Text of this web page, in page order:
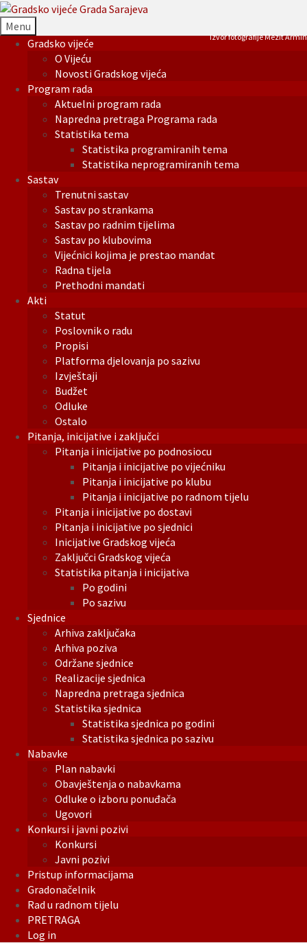
Menu
Gradsko vijeće
O Vijeću
Novosti Gradskog vijeća
Program rada
Aktuelni program rada
Napredna pretraga Programa rada
Statistika tema
Statistika programiranih tema
Statistika neprogramiranih tema
Sastav
Trenutni sastav
Sastav po strankama
Sastav po radnim tijelima
Sastav po klubovima
Vijećnici kojima je prestao mandat
Radna tijela
Prethodni mandati
Akti
Statut
Poslovnik o radu
Propisi
Platforma djelovanja po sazivu
Izvještaji
Budžet
Odluke
Ostalo
Pitanja, inicijative i zaključci
Pitanja i inicijative po podnosiocu
Pitanja i inicijative po vijećniku
Pitanja i inicijative po klubu
Pitanja i inicijative po radnom tijelu
Pitanja i inicijative po dostavi
Pitanja i inicijative po sjednici
Inicijative Gradskog vijeća
Zaključci Gradskog vijeća
Statistika pitanja i inicijativa
Po godini
Po sazivu
Sjednice
Arhiva zaključaka
Arhiva poziva
Održane sjednice
Realizacije sjednica
Napredna pretraga sjednica
Statistika sjednica
Statistika sjednica po godini
Statistika sjednica po sazivu
Nabavke
Plan nabavki
Obavještenja o nabavkama
Odluke o izboru ponuđača
Ugovori
Konkursi i javni pozivi
Konkursi
Javni pozivi
Pristup informacijama
Gradonačelnik
Rad u radnom tijelu
PRETRAGA
Log in
Izvor fotografije Mezit Armin